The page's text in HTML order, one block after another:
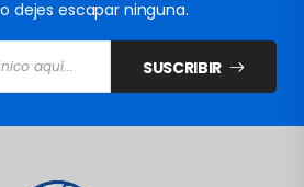
dejes escapar ninguna.
SUSCRIBIR